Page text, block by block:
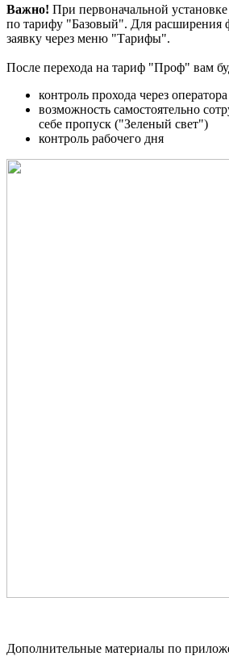
Важно! При первоначальной
по тарифу "Базовый". Для расширения
заявку через меню "Тарифы".
После перехода на тариф "Проф" вам
контроль прохода через оператора
возможность самостоятельно
себе пропуск ("Зеленый свет")
контроль рабочего дня
Дополнительные материалы по